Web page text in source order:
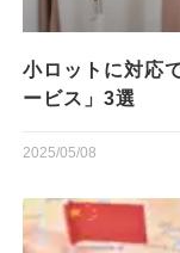
小ロットに対応
ービス」3選
2025/05/08